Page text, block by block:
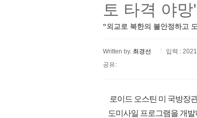
토 타격 야망
"외교로 북한의 불안정하고
Written by. 최경선
입력 :
공유:
로이드 오스틴 미 국방장
도미사일 프로그램을 개